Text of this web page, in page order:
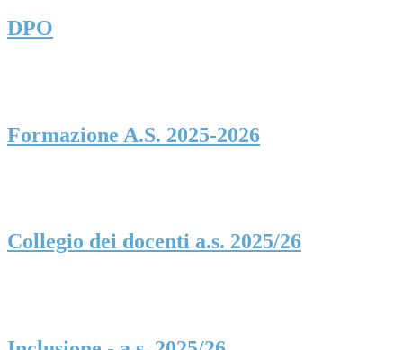
DPO
Formazione A.S. 2025-2026
Collegio dei docenti a.s. 2025/26